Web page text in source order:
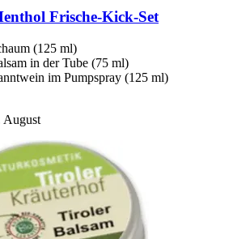
Frische-​Kick-​Set
(125 ml)
in der Tube (75 ml)
im Pumpspray (125 ml)
August